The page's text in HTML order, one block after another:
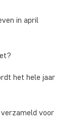
in april
het hele jaar
voor